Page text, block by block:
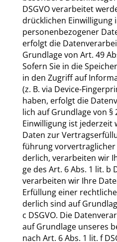
DSGVO ver­ar­bei­tet
drück­li­chen Ein­wil­li­gung
per­so­nen­be­zo­ge­ner
erfolgt die
Grund­la­ge von Art. 49
Sofern Sie in die
in den Zugriff auf
(z. B. via Device-
haben, erfolgt die
lich auf Grund­la­ge von §
Ein­wil­li­gung ist jeder­zeit
Daten zur
füh­rung
der­lich, ver­ar­bei­ten wir
ge des Art. 6 Abs. 1 lit. b
ver­ar­bei­ten wir Ihre
Erfül­lung einer
der­lich sind auf
c DSGVO. Die
auf Grund­la­ge unse­res
nach Art. 6 Abs. 1 lit. f